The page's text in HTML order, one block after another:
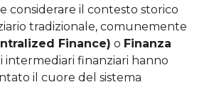
considerare il contesto storico
tradizionale, comunemente
Finance) o Finanza
intermediari finanziari hanno
il cuore del sistema